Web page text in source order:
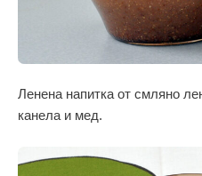
Ленена напитка от смляно
канела и мед.